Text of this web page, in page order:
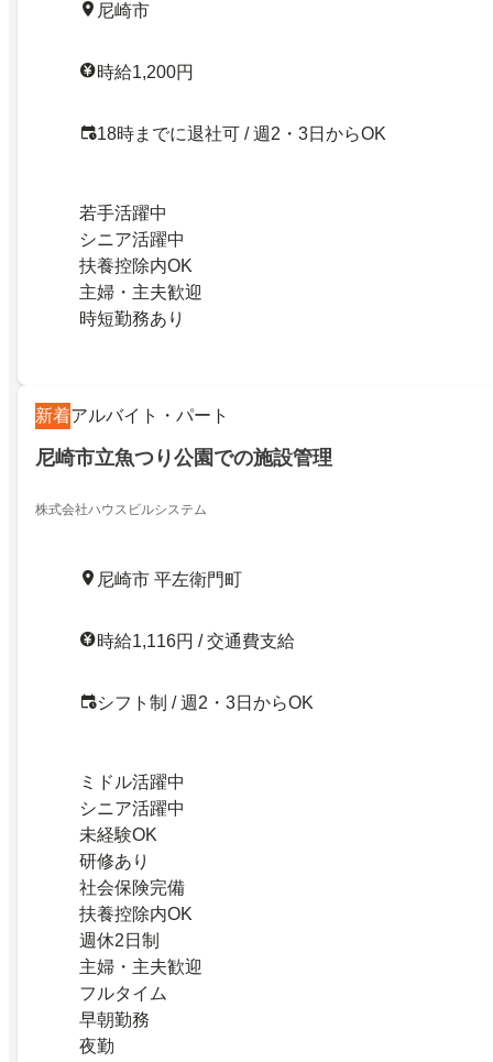
尼崎市
時給1,200円
18時までに退社可 / 週2・3日からOK
若手活躍中
シニア活躍中
扶養控除内OK
主婦・主夫歓迎
時短勤務あり
新着アルバイト・パート
尼崎市立魚つり公園での施設管理
株式会社ハウスビルシステム
尼崎市 平左衛門町
時給1,116円 / 交通費支給
シフト制 / 週2・3日からOK
ミドル活躍中
シニア活躍中
未経験OK
研修あり
社会保険完備
扶養控除内OK
週休2日制
主婦・主夫歓迎
フルタイム
早朝勤務
夜勤